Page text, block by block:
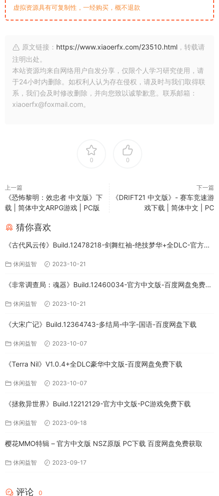
虚拟资源具有可复制性，一经购买，概不退款
原文链接： https://www.xiaoerfx.com/23510.html ，转载请
注明出处。
本站资源均来自网络用户自发分享，仅限个人学习研究使用，请
于24小时内删除。如权利人认为存在侵权，请及时与我们取得联
系，我们会及时修改删除，并向您致以诚挚歉意。联系邮箱：
xiaoerfx@foxmail.com。
0 0
上一篇
《恐怖黎明：效忠者 中文版》下
载 | 简体中文ARPG游戏 | PC版
下一篇
《DRIFT21 中文版》- 赛车竞速游
戏下载 | 简体中文 | PC
猜你喜欢
《古代风云传》Build.12478218-剑舞红袖-绝技梦华+全DLC-官方中
休闲益智 2023-10-21
《非常调查局：魂器》Build.12460034-官方中文版-百度网盘免费下
休闲益智 2023-10-21
《大宋广记》Build.12364743-多结局-中字-国语-百度网盘下载
休闲益智 2023-10-07
《Terra Nil》V1.0.4+全DLC豪华中文版-百度网盘免费下载
休闲益智 2023-10-07
《拯救异世界》Build.12212129-官方中文版-PC游戏免费下载
休闲益智 2023-09-18
樱花MMO特辑 – 官方中文版 NSZ原版 PC下载 百度网盘免费获取
休闲益智 2023-09-17
评论 0